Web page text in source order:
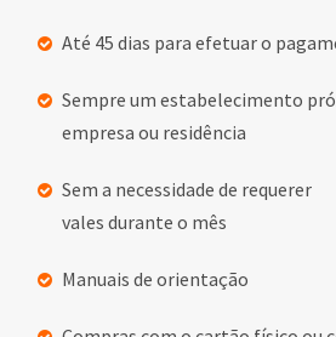
Até 45 dias para efetuar o
Sempre um estabelecimento
empresa ou residência
Sem a necessidade de requerer
vales durante o mês
Manuais de orientação